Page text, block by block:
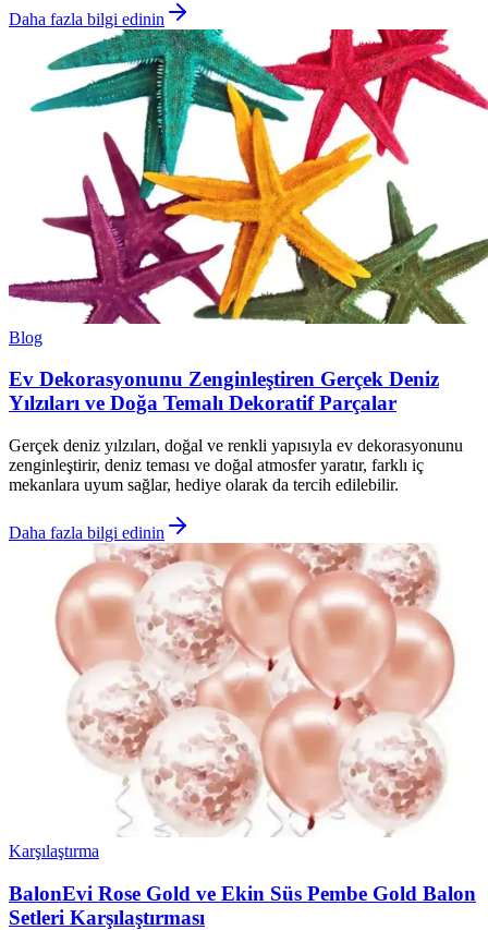
Daha fazla bilgi edinin
Blog
Ev Dekorasyonunu Zenginleştiren Gerçek Deniz
Yılzıları ve Doğa Temalı Dekoratif Parçalar
Gerçek deniz yılzıları, doğal ve renkli yapısıyla ev dekorasyonunu
zenginleştirir, deniz teması ve doğal atmosfer yaratır, farklı iç
mekanlara uyum sağlar, hediye olarak da tercih edilebilir.
Daha fazla bilgi edinin
Karşılaştırma
BalonEvi Rose Gold ve Ekin Süs Pembe Gold Balon
Setleri Karşılaştırması